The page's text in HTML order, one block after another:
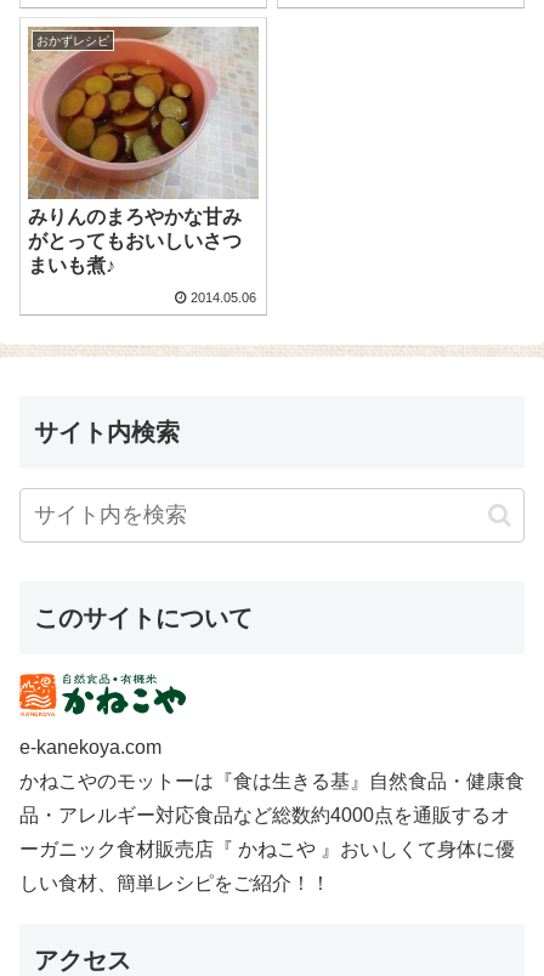
おかずレシピ
みりんのまろやかな甘み
がとってもおいしいさつ
まいも煮♪
2014.05.06
サイト内検索
このサイトについて
e-kanekoya.com
かねこやのモットーは『食は生きる基』自然食品・健康食
品・アレルギー対応食品など総数約4000点を通販するオ
ーガニック食材販売店『 かねこや 』おいしくて身体に優
しい食材、簡単レシピをご紹介！！
アクセス